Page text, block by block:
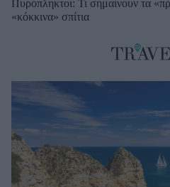
Πυρόπληκτοι: Τι σημαίνουν τα
«κόκκινα» σπίτια